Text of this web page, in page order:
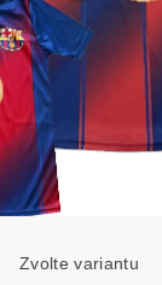
Zvolte variantu